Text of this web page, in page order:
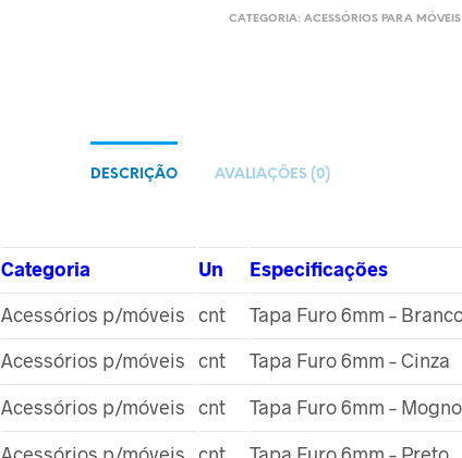
CATEGORIA: ACESSÓRIOS PARA MÓVEIS
DESCRIÇÃO AVALIAÇÕES (0)
Categoria Un
Especificações
Acessórios p/móveis cnt
Tapa Furo 6mm –
Acessórios p/móveis cnt
Tapa Furo 6mm – Cinza
Acessórios p/móveis cnt
Tapa Furo 6mm – Mogno